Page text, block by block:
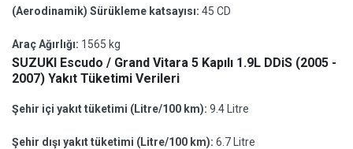
(Aerodinamik) Sürükleme katsayısı: 45 CD
Araç Ağırlığı: 1565 kg
SUZUKI Escudo / Grand Vitara 5 Kapılı 1.9L DDiS (2005 -
2007) Yakıt Tüketimi Verileri
Şehir içi yakıt tüketimi (Litre/100 km): 9.4 Litre
Şehir dışı yakıt tüketimi (Litre/100 km): 6.7 Litre